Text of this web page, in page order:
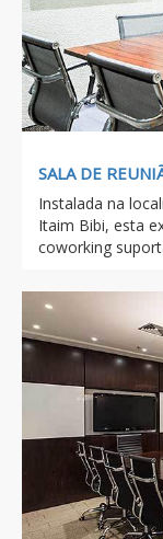
SALA DE
Instalada na
Itaim Bibi, esta
coworking